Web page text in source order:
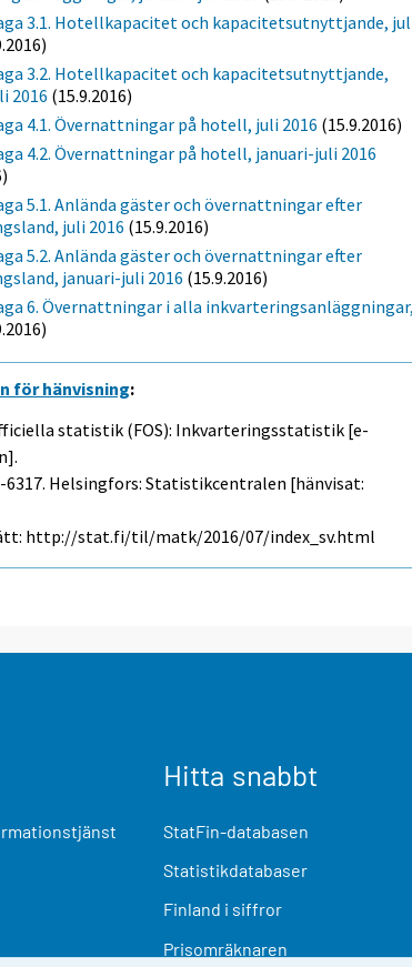
3.1. Hotellkapacitet och kapacitetsutnyttjande,
3.2. Hotellkapacitet och kapacitetsutnyttjande,
2016 (15.9.2016)
4.1. Övernattningar på hotell, juli 2016 (15.9.2016)
4.2. Övernattningar på hotell, januari-juli 2016
5.1. Anlända gäster och övernattningar efter
juli 2016 (15.9.2016)
5.2. Anlända gäster och övernattningar efter
januari-juli 2016 (15.9.2016)
6. Övernattningar i alla
för hänvisning:
statistik (FOS): Inkvarteringsstatistik [e-
6317. Helsingfors: Statistikcentralen [hänvisat:
http://stat.fi/til/matk/2016/07/index_sv.html
Hitta snabbt
StatFin-databasen
Statistikdatabaser
Finland i siffror
Prisomräknaren